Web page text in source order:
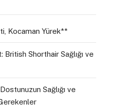
Kocaman Yürek**
Shorthair Sağlığı ve
Sağlığı ve